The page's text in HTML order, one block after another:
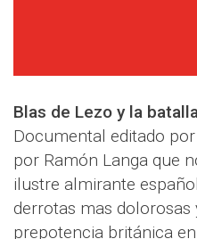
Blas de Lezo y la
Documental editado
por Ramón Langa que
ilustre almirante
derrotas mas
prepotencia británica